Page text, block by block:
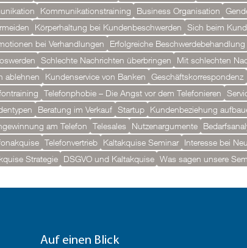
Kommunikationstraining Business Organisation
Körperhaltung bei Kundenbeschwerden Sich beim
bei Verhandlungen Erfolgreiche Beschwerdebehandlung
Schlechte Nachrichten überbringen Mit schlechten
ablehnen Kundenservice von Banken Geschäftskorrespondenz
Telefonphobie – Die Angst vor dem Telefonieren
Beratung im Verkauf Startup Kundenbeziehung
am Telefon Telesales Nutzenargumente
Telefonvertrieb Kaltakquise Seminar Interesse bei
Strategie DSGVO und Kaltakquise Was sagen unsere
Auf einen Blick